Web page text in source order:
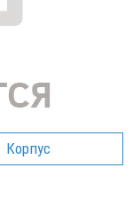
Корпус